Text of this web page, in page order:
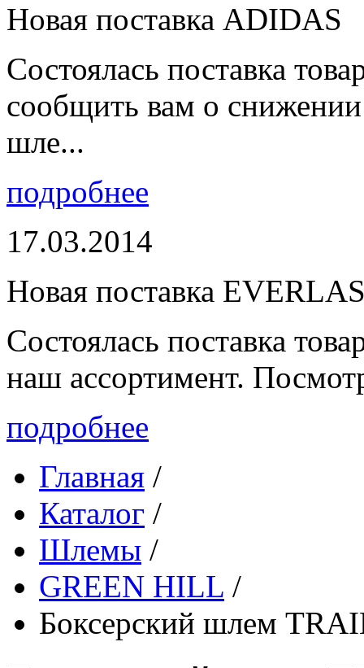
Новая поставка ADIDAS
Состоялась поставка
сообщить вам о
шле...
подробнее
17.03.2014
Новая поставка
Состоялась поставка
наш ассортимент.
подробнее
Главная /
Каталог /
Шлемы /
GREEN HILL /
Боксерский шлем